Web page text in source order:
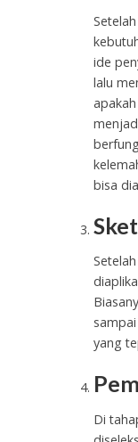
ide
lalu
bisa
yang
Di